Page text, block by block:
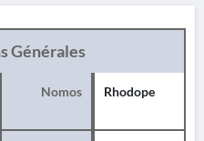
Générales
Nomos Rhodope